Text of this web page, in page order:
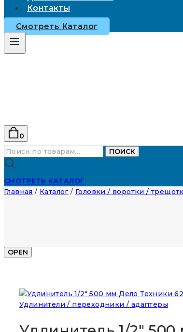
Контакты
Смотреть Каталог
0
Искать:
ПОИСК
СМОТРЕТЬ КАТАЛОГ
Главная / Каталог / Головки / воротки /
OPEN
Удлинители / переходники / адаптеры